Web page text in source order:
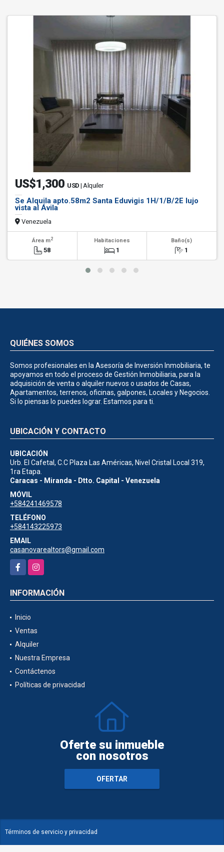
US$1,300 USD | Alquiler
Se Alquila apto.58m2 Santa Eduvigis 1H/1/B/2E lujo
vista al Ávila
Venezuela
Área m2
58
Habitaciones
1
Baño(s)
1
QUIÉNES SOMOS
Somos profesionales en la Asesoría de Inversión Inmobiliaria, te
apoyamos en todo el proceso de Gestión Inmobiliaria, para la
adquisición de venta o alquiler nuevos o usados de Casas,
Apartamentos, terrenos, oficinas, galpones, Locales y Negocios.
Si lo piensas lo puedes lograr. Estamos para ti.
UBICACIÓN
Urb. El Cafetal, C.C Plaza Las Américas, Nivel Cristal Local 319,
1ra Etapa.
Caracas - Miranda - Dtto. Capital - Venezuela
MÓVIL
+584241469578
TELÉFONO
+584143225973
EMAIL
casanovarealtors@gmail.com
FacebookInstagram
Inicio
Ventas
Alquiler
Nuestra Empresa
Contáctenos
Oferte su inmueble
con nosotros
OFERTAR
Términos de servicio y privacidad